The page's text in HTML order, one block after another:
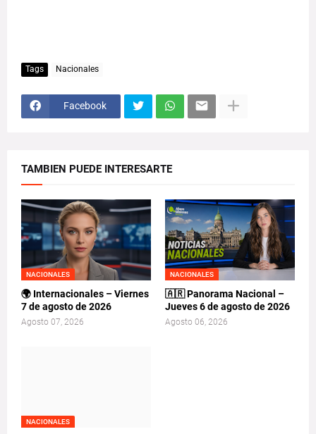
Tags Nacionales
Facebook
TAMBIEN PUEDE INTERESARTE
NACIONALES
🌍 Internacionales – Viernes
7 de agosto de 2026
Agosto 07, 2026
NACIONALES
🇦🇷 Panorama Nacional –
Jueves 6 de agosto de 2026
Agosto 06, 2026
NACIONALES